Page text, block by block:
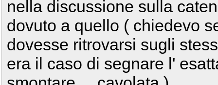
nella discussione sulla
dovuto a quello ( chiedevo
dovesse ritrovarsi sugli
era il caso di segnare l'